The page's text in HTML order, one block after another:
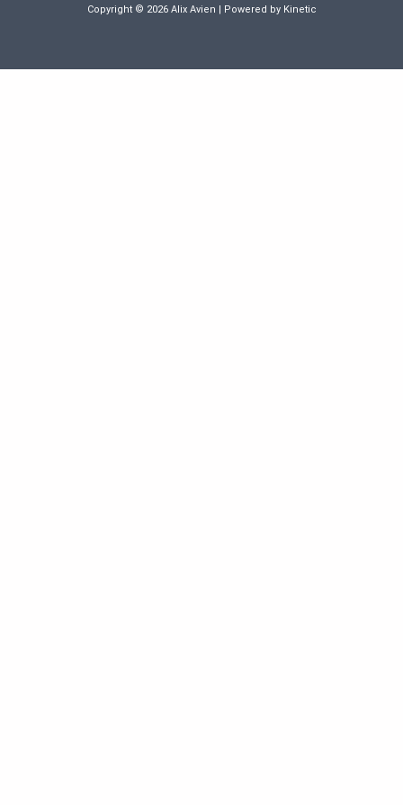
Copyright © 2026 Alix Avien | Powered by Kinetic